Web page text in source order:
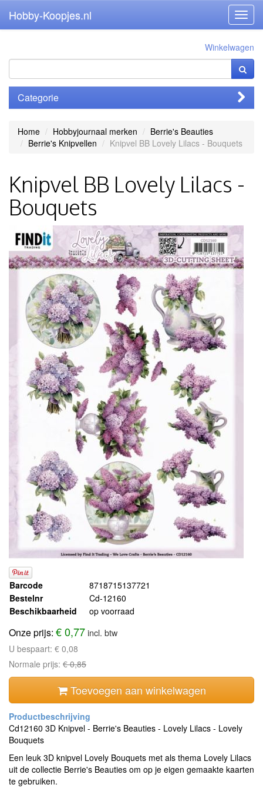
Hobby-Koopjes.nl
Winkelwagen
Categorie
Home Hobbyjournaal merken
Berrie's Beauties
Berrie's Knipvellen
Knipvel BB Lovely Lilacs - Bouquets
Knipvel BB Lovely Lilacs -
Bouquets
Barcode
8718715137721
Bestelnr
Cd-12160
Beschikbaarheid
op voorraad
Onze prijs: € 0,77incl. btw
U bespaart: € 0,08
Normale prijs: € 0,85
Toevoegen aan winkelwagen
Cd12160 3D Knipvel - Berrie's Beauties - Lovely Lilacs - Lovely
Bouquets
Een leuk 3D knipvel Lovely Bouquets met als thema Lovely Lilacs
uit de collectie Berrie's Beauties om op je eigen gemaakte kaarten
te gebruiken.